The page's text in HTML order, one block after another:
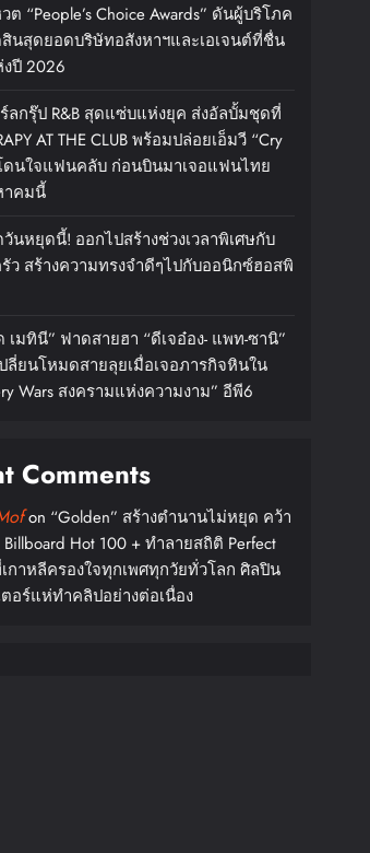
ต “People’s Choice Awards” ดันผู้บริโภค
นสุดยอดบริษัทอสังหาฯและเอเจนต์ที่ชื่น
ปี 2026
ร์ลกรุ๊ป R&B สุดแซ่บแห่งยุค ส่งอัลบั้มชุดที่
AT THE CLUB พร้อมปล่อยเอ็มวี “Cry
ดนใจแฟนคลับ ก่อนบินมาเจอแฟนไทย
าคมนี้
นหยุดนี้! ออกไปสร้างช่วงเวลาพิเศษกับ
ว สร้างความทรงจำดีๆไปกับออนิกซ์ฮอสพิ
เมทินี” ฟาดสายฮา “ดีเจอ๋อง- แพท-ซานิ”
ลี่ยนโหมดสายลุยเมื่อเจอภารกิจหินใน
Wars สงครามแห่งความงาม” อีพี6
Comments
on “Golden” สร้างตำนานไม่หยุด คว้า
Hot 100 + ทำลายสถิติ Perfect
เกาหลีครองใจทุกเพศทุกวัยทั่วโลก ศิลปิน
ตอร์แห่ทำคลิปอย่างต่อเนื่อง